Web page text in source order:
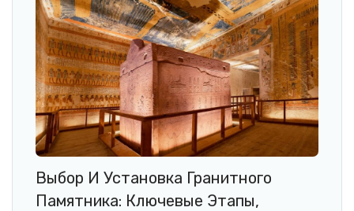
Выбор И Установка Гранитного
Памятника: Ключевые Этапы,